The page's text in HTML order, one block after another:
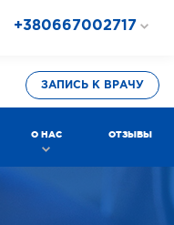
+380667002717
+380577002717
ЗАПИСЬ К ВРАЧУ
О НАС ОТЗЫВЫ